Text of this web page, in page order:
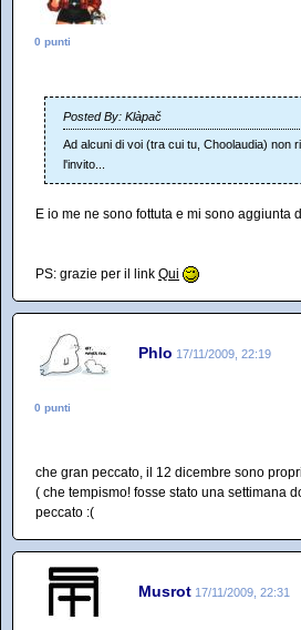
0 punti
Posted By: Klàpač
Ad alcuni di voi (tra cui tu, Choolaudia) non
l'invito...
E io me ne sono fottuta e mi sono aggiunta
PS: grazie per il link Qui
Phlo 17/11/2009, 22:19
0 punti
che gran peccato, il 12 dicembre sono
( che tempismo! fosse stato una settimana
peccato :(
Musrot 17/11/2009, 22:31